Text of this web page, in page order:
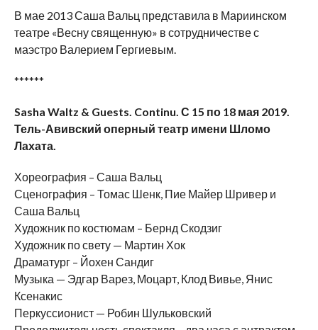
В мае 2013 Саша Вальц представила в Мариинском
театре «Весну священную» в сотрудничестве с
маэстро Валерием Гергиевым.
******
Sasha Waltz & Guests. Continu. С 15 по18 мая2019.
Тель-Авивский оперный театр имени Шломо
Лахата.
Хореография – Саша Вальц
Сценография – Томас Шенк, Пие Майер Шривер и
Саша Вальц
Художник по костюмам – Бернд Скодзиг
Художник по свету — Мартин Хок
Драматург – Йохен Сандиг
Музыка — Эдгар Варез, Моцарт, Клод Вивье, Янис
Ксенакис
Перкуссионист — Робин Шульковский